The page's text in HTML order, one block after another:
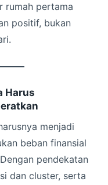
rumah pertama
positif, bukan
Harus
menjadi
beban finansial
pendekatan
dan cluster, serta